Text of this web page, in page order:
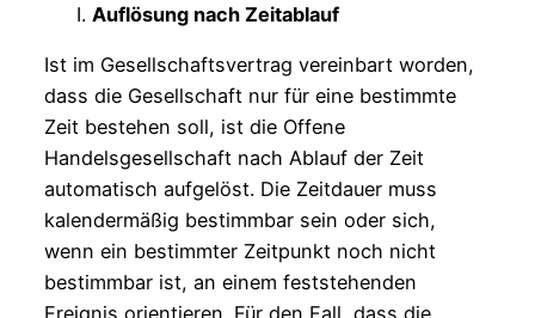
Auflösung nach Zeitablauf
Ist im Gesellschaftsvertrag vereinbart worden,
dass die Gesellschaft nur für eine bestimmte
Zeit bestehen soll, ist die Offene
Handelsgesellschaft nach Ablauf der Zeit
automatisch aufgelöst. Die Zeitdauer muss
kalendermäßig bestimmbar sein oder sich,
wenn ein bestimmter Zeitpunkt noch nicht
bestimmbar ist, an einem feststehenden
Ereignis orientieren. Für den Fall, dass die